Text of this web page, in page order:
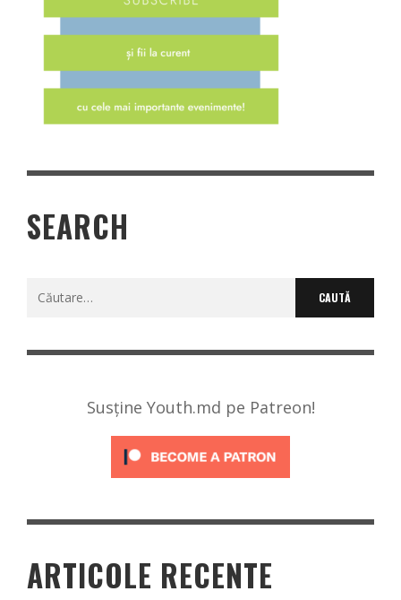
SEARCH
Caută
Susține Youth.md pe Patreon!
ARTICOLE RECENTE